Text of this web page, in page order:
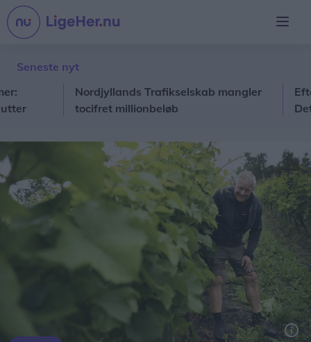
Seneste nyt
Nordjyllands Trafikselskab mangler
tocifret millionbeløb
Det er